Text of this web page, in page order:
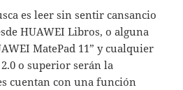
es leer sin sentir cansancio
HUAWEI Libros, o alguna
MatePad 11” y cualquier
o superior serán la
cuentan con una función